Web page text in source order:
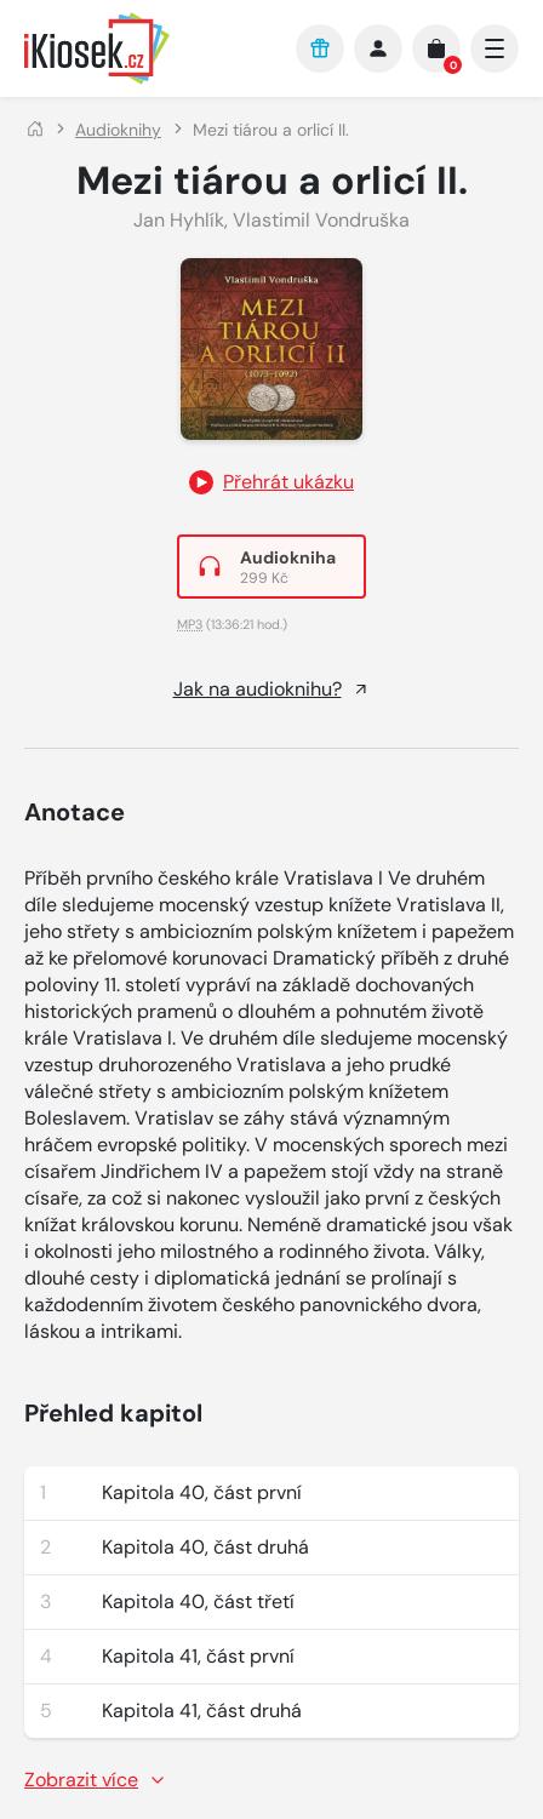
Přejít na hlavní obsah
0
Audioknihy Mezi tiárou a orlicí II.
Mezi tiárou a orlicí II.
Jan Hyhlík, Vlastimil Vondruška
Přehrát ukázku
Audiokniha
299 Kč
MP3 (13:36:21 hod.)
Jak na audioknihu?
Anotace
Příběh prvního českého krále Vratislava I Ve druhém
díle sledujeme mocenský vzestup knížete Vratislava II,
jeho střety s ambiciozním polským knížetem i papežem
až ke přelomové korunovaci Dramatický příběh z druhé
poloviny 11. století vypráví na základě dochovaných
historických pramenů o dlouhém a pohnutém životě
krále Vratislava I. Ve druhém díle sledujeme mocenský
vzestup druhorozeného Vratislava a jeho prudké
válečné střety s ambiciozním polským knížetem
Boleslavem. Vratislav se záhy stává významným
hráčem evropské politiky. V mocenských sporech mezi
císařem Jindřichem IV a papežem stojí vždy na straně
císaře, za což si nakonec vysloužil jako první z českých
knížat královskou korunu. Neméně dramatické jsou však
i okolnosti jeho milostného a rodinného života. Války,
dlouhé cesty i diplomatická jednání se prolínají s
každodenním životem českého panovnického dvora,
láskou a intrikami.
Přehled kapitol
1 Kapitola 40, část první
2 Kapitola 40, část druhá
3 Kapitola 40, část třetí
4 Kapitola 41, část první
5 Kapitola 41, část druhá
Zobrazit více